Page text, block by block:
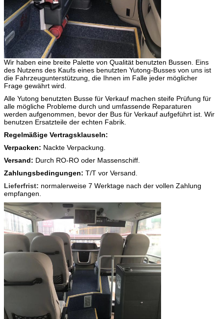
Antikollisionsstiefel
Vorder- und Rückseite
Feuerlöscher
Anmerkung:
Jahr
2015
Kilometerzahl
20km
Wir haben eine breite Palette von Qualität benutzten Bussen. Eins
des Nutzens des Kaufs eines benutzten Yutong-Busses von uns ist
die Fahrzeugunterstützung, die Ihnen im Falle jeder möglicher
Frage gewährt wird.
Alle Yutong benutzten Busse für Verkauf machen steife Prüfung für
alle mögliche Probleme durch und umfassende Reparaturen
werden aufgenommen, bevor der Bus für Verkauf aufgeführt ist. Wir
benutzen Ersatzteile der echten Fabrik.
Regelmäßige Vertragsklauseln:
Verpacken: Nackte Verpackung.
Versand: Durch RO-RO oder Massenschiff.
Zahlungsbedingungen: T/T vor Versand.
Lieferfrist: normalerweise 7 Werktage nach der vollen Zahlung
empfangen.